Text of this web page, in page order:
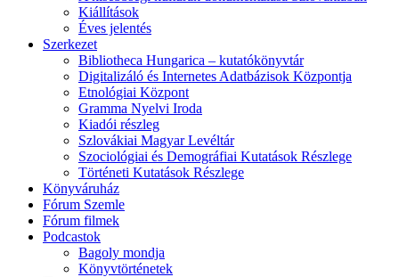
Kiállítások
Éves jelentés
Szerkezet
Bibliotheca Hungarica – kutatókönyvtár
Digitalizáló és Internetes Adatbázisok Központja
Etnológiai Központ
Gramma Nyelvi Iroda
Kiadói részleg
Szlovákiai Magyar Levéltár
Szociológiai és Demográfiai Kutatások Részlege
Történeti Kutatások Részlege
Könyváruház
Fórum Szemle
Fórum filmek
Podcastok
Bagoly mondja
Könyvtörténetek